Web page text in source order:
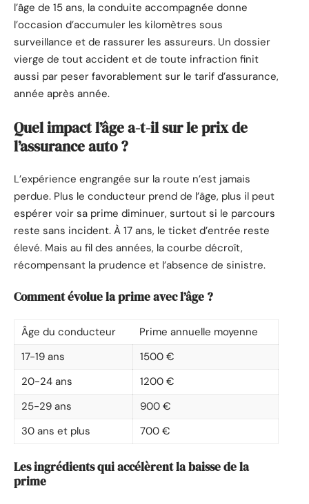
l’âge de 15 ans, la conduite accompagnée donne
l’occasion d’accumuler les kilomètres sous
surveillance et de rassurer les assureurs. Un dossier
vierge de tout accident et de toute infraction finit
aussi par peser favorablement sur le tarif d’assurance,
année après année.
Quel impact l’âge a-t-il sur le prix de
l’assurance auto ?
L’expérience engrangée sur la route n’est jamais
perdue. Plus le conducteur prend de l’âge, plus il peut
espérer voir sa prime diminuer, surtout si le parcours
reste sans incident. À 17 ans, le ticket d’entrée reste
élevé. Mais au fil des années, la courbe décroît,
récompensant la prudence et l’absence de sinistre.
Comment évolue la prime avec l’âge ?
Âge du conducteur
Prime annuelle moyenne
17-19 ans
1500 €
20-24 ans
1200 €
25-29 ans
900 €
30 ans et plus
700 €
Les ingrédients qui accélèrent la baisse de la
prime